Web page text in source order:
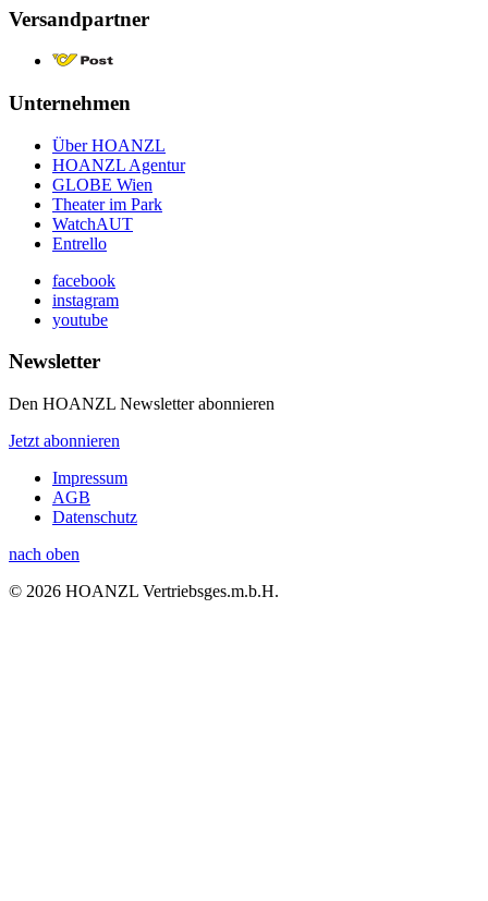
Versandpartner
Unternehmen
Über HOANZL
HOANZL Agentur
GLOBE Wien
Theater im Park
WatchAUT
Entrello
facebook
instagram
youtube
Newsletter
Den HOANZL Newsletter abonnieren
Jetzt abonnieren
Impressum
AGB
Datenschutz
nach oben
© 2026 HOANZL Vertriebsges.m.b.H.